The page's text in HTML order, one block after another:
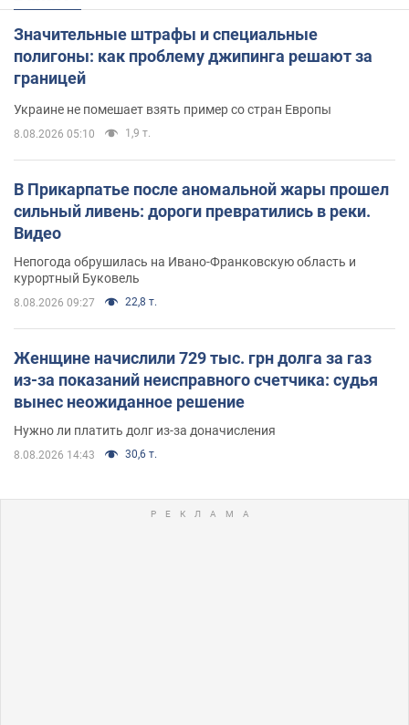
Значительные штрафы и специальные
полигоны: как проблему джипинга решают за
границей
Украине не помешает взять пример со стран Европы
8.08.2026 05:10 1,9 т.
В Прикарпатье после аномальной жары прошел
сильный ливень: дороги превратились в реки.
Видео
Непогода обрушилась на Ивано-Франковскую область и
курортный Буковель
8.08.2026 09:27 22,8 т.
Женщине начислили 729 тыс. грн долга за газ
из-за показаний неисправного счетчика: судья
вынес неожиданное решение
Нужно ли платить долг из-за доначисления
8.08.2026 14:43 30,6 т.